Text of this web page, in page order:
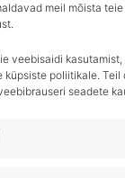
meil mõista
veebisaidi
küpsiste poliitikale.
seadete
T-
€22.90